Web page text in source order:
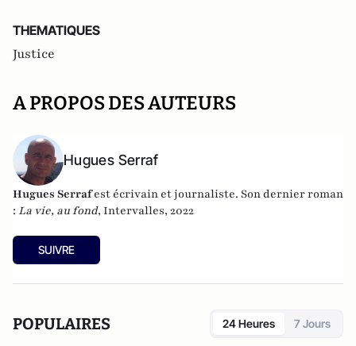
THEMATIQUES
Justice
A PROPOS DES AUTEURS
Hugues Serraf
Hugues Serrafest écrivain et journaliste. Son dernier roman
: La vie, au fond, Intervalles, 2022
SUIVRE
POPULAIRES 24 Heures 7 Jours